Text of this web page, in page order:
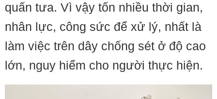
quấn tưa. Vì vậy tốn nhiều thời gian,
nhân lực, công sức để xử lý, nhất là
làm việc trên dây chống sét ở độ cao
lớn, nguy hiểm cho người thực hiện.